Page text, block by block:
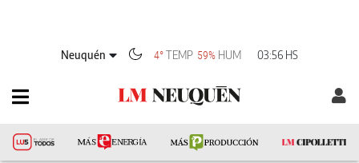
Neuquén 4° TEMP 59% HUM 03:56 HS